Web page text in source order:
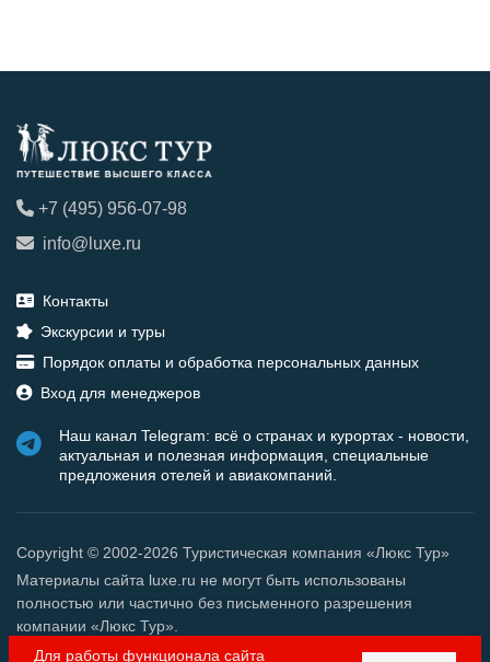
+7 (495) 956-07-98
info@luxe.ru
Контакты
Экскурсии и туры
Порядок оплаты и обработка персональных данных
Вход для менеджеров
Наш канал Telegram: всё о странах и курортах - новости,
актуальная и полезная информация, специальные
предложения отелей и авиакомпаний.
Copyright © 2002-2026 Туристическая компания «Люкс Тур»
Материалы сайта luxe.ru не могут быть использованы
полностью или частично без письменного разрешения
компании «Люкс Тур».
Для работы функционала сайта